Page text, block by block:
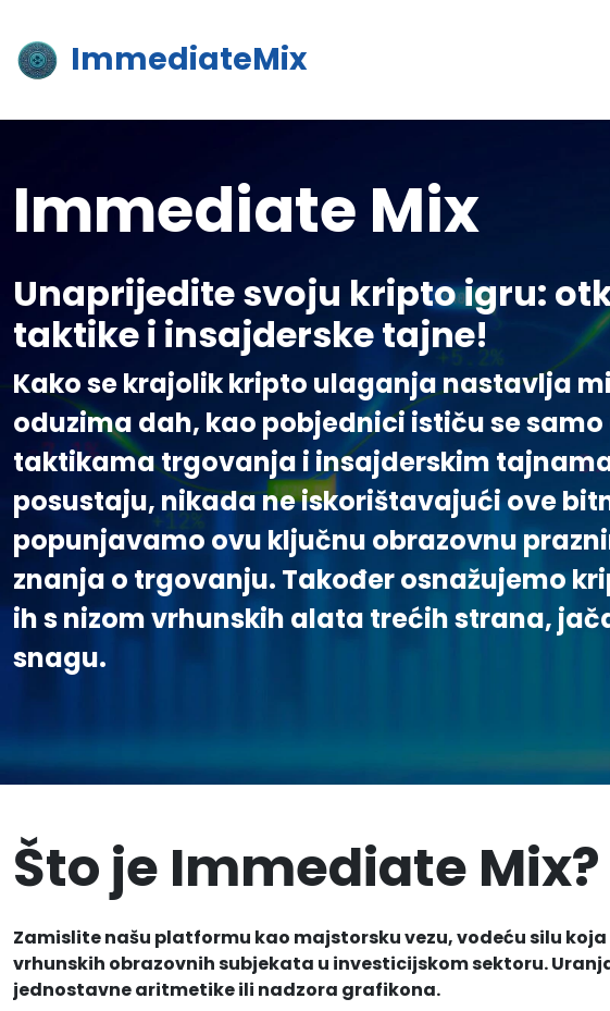
ImmediateMix
Immediate Mix
Unaprijedite svoju kripto igru:
taktike i insajderske tajne!
Kako se krajolik kripto ulaganja nastavlja
oduzima dah, kao pobjednici ističu se
taktikama trgovanja i insajderskim
posustaju, nikada ne iskorištavajući ove
popunjavamo ovu ključnu obrazovnu
znanja o trgovanju. Također osnažujemo
ih s nizom vrhunskih alata trećih strana,
snagu.
Što je Immediate Mix?
Zamislite našu platformu kao majstorsku vezu, vodeću silu
vrhunskih obrazovnih subjekata u investicijskom sektoru.
jednostavne aritmetike ili nadzora grafikona.